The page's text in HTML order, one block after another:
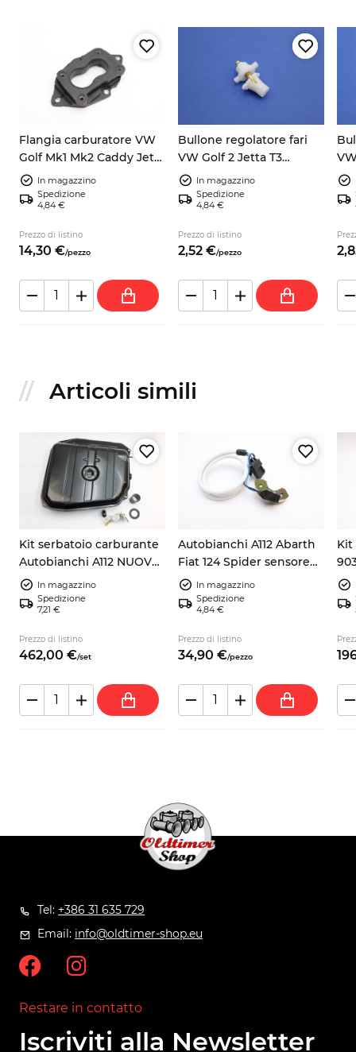
Flangia carburatore VW
Golf Mk1 Mk2 Caddy Jetta
Scirocco 027129761
In magazzino
Spedizione
4,84 €
Prezzo di listino
14,30 €/pezzo
Bullone regolatore fari
VW Golf 2 Jetta T3
191941133
In magazzino
Spedizione
4,84 €
Prezzo di listino
2,52 €/pezzo 2,
Articoli simili
Kit serbatoio carburante
Autobianchi A112 NUOVO
+ galleggiante +
guarnizione + tubo
In magazzino
Spedizione
7,21 €
Prezzo di listino
462,00 €/set
Autobianchi A112 Abarth
Fiat 124 Spider sensore
pick up accensione
9937730
In magazzino
Spedizione
4,84 €
Prezzo di listino
34,90 €/pezzo
Kit
Tel: +386 31 635 729
Email: info@oldtimer-shop.eu
Restare in contatto
Iscriviti alla Newsletter